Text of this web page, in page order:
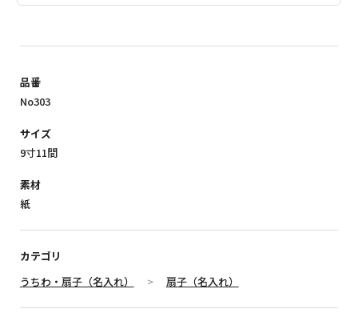
品番
No303
サイズ
9寸11間
素材
紙
カテゴリ
うちわ・扇子（名入れ）
扇子（名入れ）